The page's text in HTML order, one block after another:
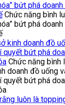
bứt phá
Chức năng bình
bứt phá
kinh doanh đồ
quyết bứt phá
Chức năng bình
doanh đồ uống
quyết bứt phá
luôn là